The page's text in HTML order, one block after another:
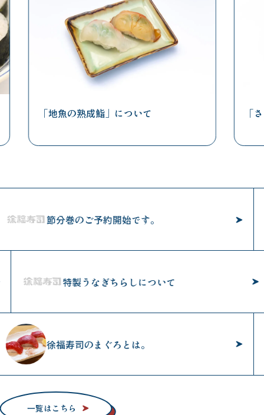
「地魚の熟成鮨」について 「
節分巻のご予約開始です。
特製うなぎちらしについて
徐福寿司のまぐろとは。
一覧はこちら